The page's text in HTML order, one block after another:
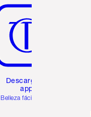
Descarga la
app
Belleza fácil para ti